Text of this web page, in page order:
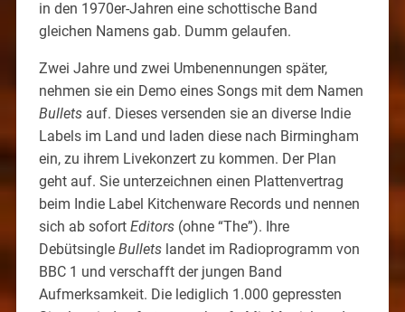
in den 1970er-Jahren eine schottische Band
gleichen Namens gab. Dumm gelaufen.
Zwei Jahre und zwei Umbenennungen später,
nehmen sie ein Demo eines Songs mit dem Namen
Bulletsauf. Dieses versenden sie an diverse Indie
Labels im Land und laden diese nach Birmingham
ein, zu ihrem Livekonzert zu kommen. Der Plan
geht auf. Sie unterzeichnen einen Plattenvertrag
beim Indie Label Kitchenware Records und nennen
sich ab sofort Editors(ohne “The”). Ihre
Debütsingle Bulletslandet im Radioprogramm von
BBC 1 und verschafft der jungen Band
Aufmerksamkeit. Die lediglich 1.000 gepressten